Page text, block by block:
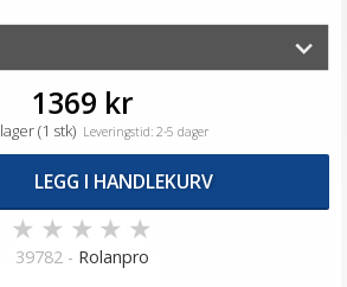
1369 kr
(1 stk)Leveringstid: 2-5 dager
LEGG I HANDLEKURV
★ ★ ★ ★ ★
39782 - Rolanpro